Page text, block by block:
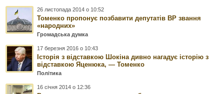
26 листопада 2014 о 10:52
Томенко пропонує позбавити депутатів ВР звання
«народних»
Громадська думка
17 березня 2016 о 10:43
Історія з відставкою Шокіна дивно нагадує історію з
відставкою Яценюка, — Томенко
Політика
16 січня 2014 о 12:36